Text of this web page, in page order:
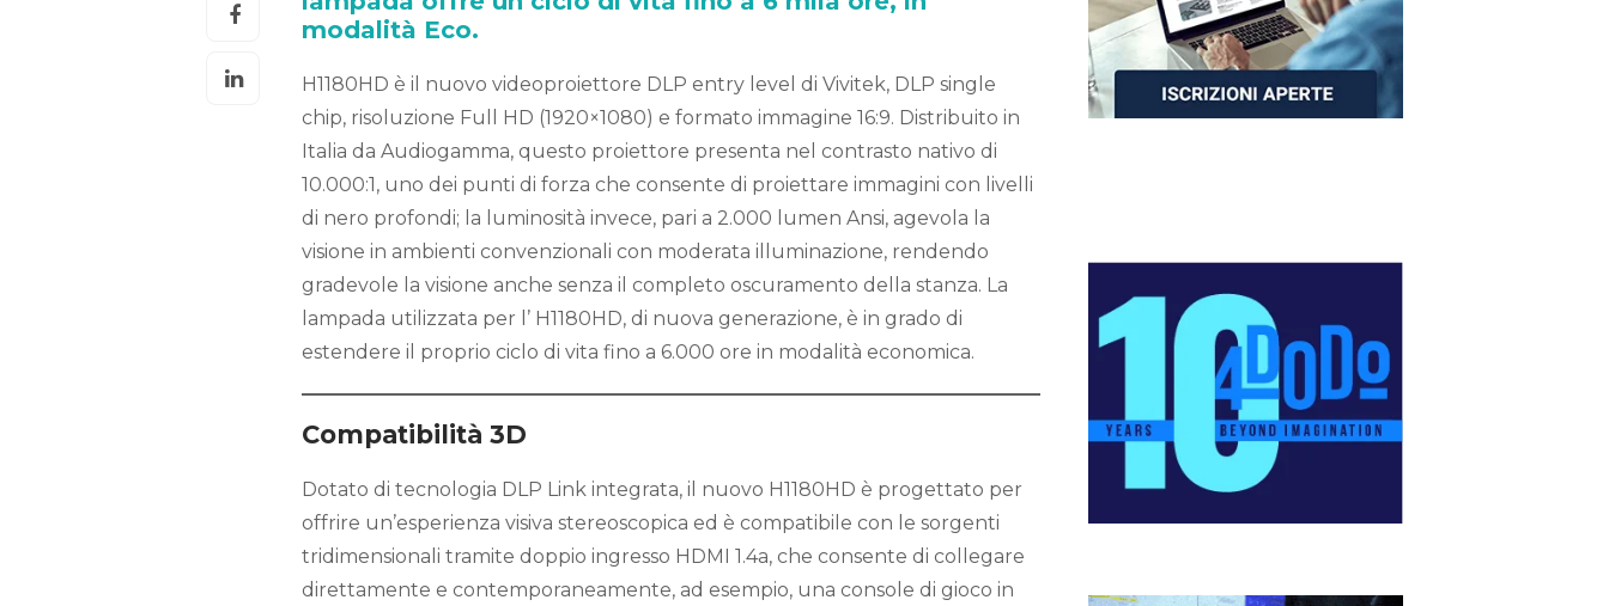
modalità Eco.
H1180HD è il nuovo videoproiettore DLP entry level di Vivitek, DLP single
chip, risoluzione Full HD (1920×1080) e formato immagine 16:9. Distribuito in
Italia da Audiogamma, questo proiettore presenta nel contrasto nativo di
10.000:1, uno dei punti di forza che consente di proiettare immagini con livelli
di nero profondi; la luminosità invece, pari a 2.000 lumen Ansi, agevola la
visione in ambienti convenzionali con moderata illuminazione, rendendo
gradevole la visione anche senza il completo oscuramento della stanza. La
lampada utilizzata per l’ H1180HD, di nuova generazione, è in grado di
estendere il proprio ciclo di vita fino a 6.000 ore in modalità economica.
Compatibilità 3D
Dotato di tecnologia DLP Link integrata, il nuovo H1180HD è progettato per
offrire un’esperienza visiva stereoscopica ed è compatibile con le sorgenti
tridimensionali tramite doppio ingresso HDMI 1.4a, che consente di collegare
direttamente e contemporaneamente, ad esempio, una console di gioco in